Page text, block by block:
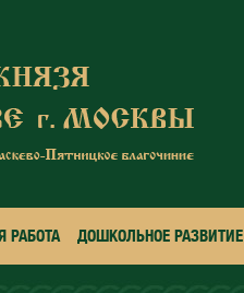
РАБОТА ДОШКОЛЬНОЕ РАЗВИТИЕ